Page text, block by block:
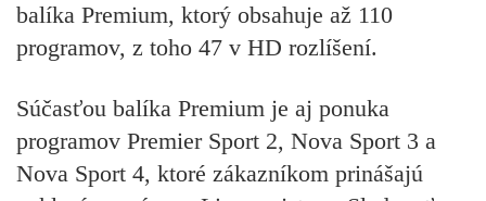
balíka Premium, ktorý obsahuje až 110
programov, z toho 47 v HD rozlíšení.
Súčasťou balíka Premium je aj ponuka
programov Premier Sport 2, Nova Sport 3 a
Nova Sport 4, ktoré zákazníkom prinášajú